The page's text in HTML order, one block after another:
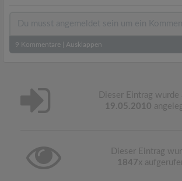
9 Kommentare Ausklappen
Dieser Eintrag wurde
19.05.2010
Dieser Eintrag
1847x